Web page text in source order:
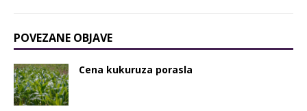
POVEZANE OBJAVE
Cena kukuruza porasla